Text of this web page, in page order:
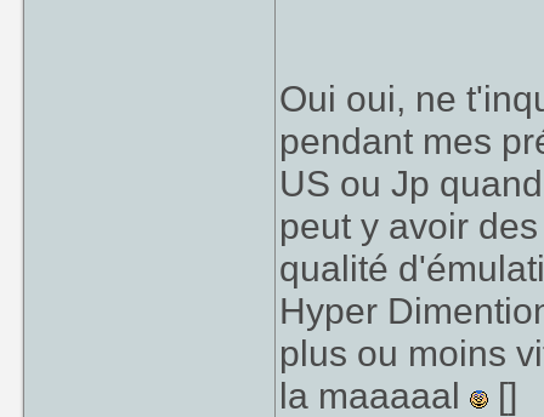
60hz de
Le 60HZ EST
Oui oui, ne
pendant mes
US ou Jp
peut y avoir
qualité
Hyper
plus ou moins
la maaaaal
[]